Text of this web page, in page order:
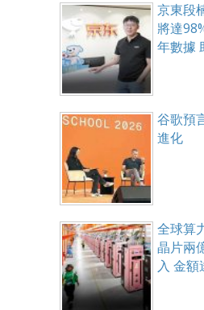
京東段
將達
年數據
谷歌預
進化
全球算
晶片兩
入 金額